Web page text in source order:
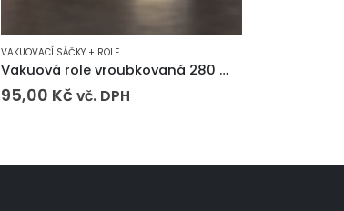
VAKUOVACÍ SÁČKY + ROLE
Vakuová role vroubkovaná 280 mm (6m)
95,00 Kč vč. DPH